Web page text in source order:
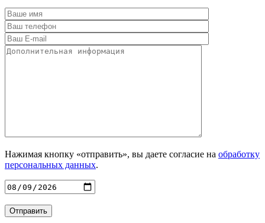
Нажимая кнопку «отправить», вы даете согласие на обработку
персональных данных.